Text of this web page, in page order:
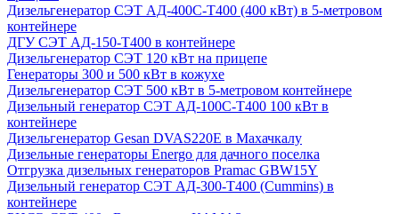
Дизельгенератор СЭТ АД-400С-Т400 (400 кВт) в 5-метровом
контейнере
ДГУ СЭТ АД-150-Т400 в контейнере
Дизельгенератор СЭТ 120 кВт на прицепе
Генераторы 300 и 500 кВт в кожухе
Дизельгенератор СЭТ 500 кВт в 5-метровом контейнере
Дизельный генератор СЭТ АД-100С-Т400 100 кВт в
контейнере
Дизельгенератор Gesan DVAS220E в Махачкалу
Дизельные генераторы Energo для дачного поселка
Отгрузка дизельных генераторов Pramac GВW15Y
Дизельный генератор СЭТ АД-300-Т400 (Cummins) в
контейнере